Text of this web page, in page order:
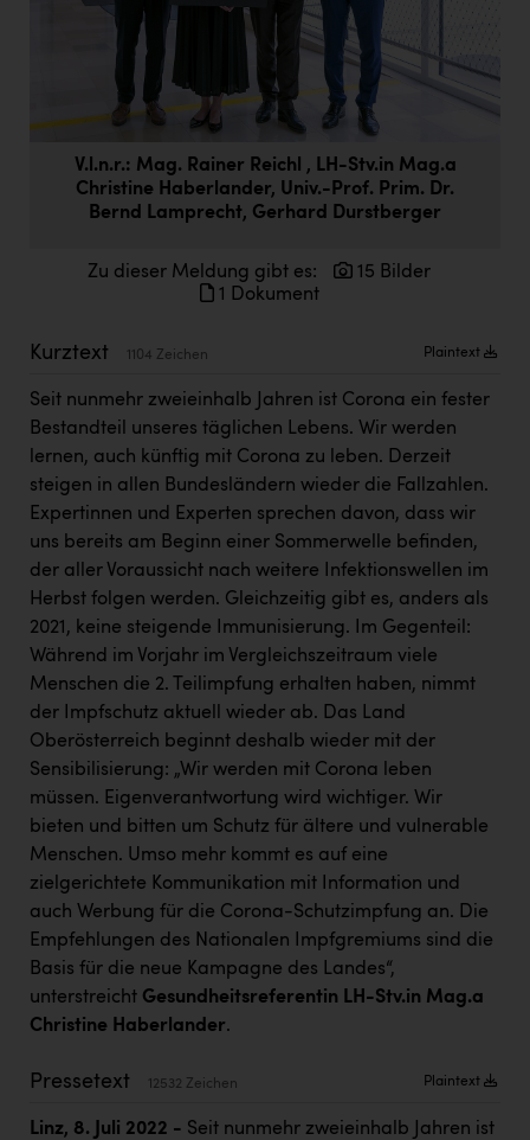
Doppler Gruppe
Fristads Austria
IFE Austria GmbH
Jesolo
Jane Goodall Institute Austria
Kärcher
Karin Liedl
KEBA
KIWI Kinderwunsch Institut Dr. Loimer
KLIPP Frisör
Kleider Bauer
Kremsmüller Anlagenbau GmbH
Maximarkt
Oldtimer Raststationen und Motorhotels
Österreichischer Kachelofenverband
Passage Linz
PEZ
PÜSPÖK
V.l.n.r.: Mag. Rainer Reichl , LH-Stv.in Mag.a
Christine Haberlander, Univ.-Prof. Prim. Dr.
Bernd Lamprecht, Gerhard Durstberger
Zu dieser Meldung gibt es:
15 Bilder
1 Dokument
Kurztext 1104 Zeichen Plaintext
Seit nunmehr zweieinhalb Jahren ist Corona ein fester
Bestandteil unseres täglichen Lebens. Wir werden
lernen, auch künftig mit Corona zu leben. Derzeit
steigen in allen Bundesländern wieder die Fallzahlen.
Expertinnen und Experten sprechen davon, dass wir
uns bereits am Beginn einer Sommerwelle befinden,
der aller Voraussicht nach weitere Infektionswellen im
Herbst folgen werden. Gleichzeitig gibt es, anders als
2021, keine steigende Immunisierung. Im Gegenteil:
Während im Vorjahr im Vergleichszeitraum viele
Menschen die 2. Teilimpfung erhalten haben, nimmt
der Impfschutz aktuell wieder ab. Das Land
Oberösterreich beginnt deshalb wieder mit der
Sensibilisierung: „Wir werden mit Corona leben
müssen. Eigenverantwortung wird wichtiger. Wir
bieten und bitten um Schutz für ältere und vulnerable
Menschen. Umso mehr kommt es auf eine
zielgerichtete Kommunikation mit Information und
auch Werbung für die Corona-Schutzimpfung an. Die
Empfehlungen des Nationalen Impfgremiums sind die
Basis für die neue Kampagne des Landes“,
unterstreicht Gesundheitsreferentin LH-Stv.in Mag.a
Christine Haberlander.
Pressetext 12532 Zeichen Plaintext
Linz, 8. Juli 2022 - Seit nunmehr zweieinhalb Jahren ist